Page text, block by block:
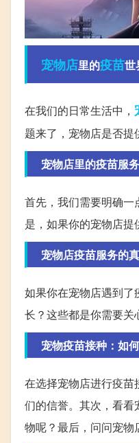
宠物店里的疫苗世
在我们的日常生活中，
题来了，宠物店是否提
宠物店里的疫苗服
首先，我们需要明确
是，如果你的宠物店提
宠物店疫苗服务的
如果你在宠物店遇到
长？这些都是你需要关
宠物疫苗接种：如
在选择宠物店进行疫
们的信誉。其次，看
物呢？最后，问问宠物